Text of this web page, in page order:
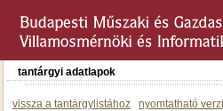
tantárgyi adatlapok
vissza a tantárgylistához nyomtatható